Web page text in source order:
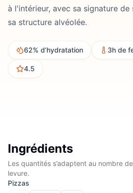
à l'intérieur, avec sa signature de
sa structure alvéolée.
62% d’hydratation 3h de
4.5
Ingrédients
Les quantités s’adaptent au nombre
levure.
Pizzas